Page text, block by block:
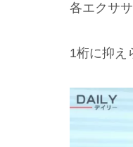
各エクサ
1桁に抑え